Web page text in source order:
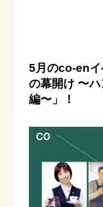
5月のco-enイ
の幕開け 〜
編〜」！